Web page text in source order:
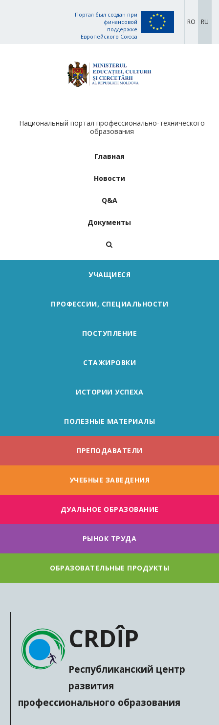
Портал был создан при
финансовой
поддержке
Европейского Союза
RO RU
Национальный портал профессионально-технического
образования
Главная
Новости
Q&A
Документы
УЧАЩИЕСЯ
ПРОФЕССИИ, СПЕЦИАЛЬНОСТИ
ПОСТУПЛЕНИЕ
СТАЖИРОВКИ
ИСТОРИИ УСПЕХА
ПОЛЕЗНЫЕ МАТЕРИАЛЫ
ПРЕПОДАВАТЕЛИ
УЧЕБНЫЕ ЗАВЕДЕНИЯ
ДУАЛЬНОE ОБРАЗОВАНИЕ
РЫНОК ТРУДА
ОБРАЗОВАТЕЛЬНЫЕ ПРОДУКТЫ
CRDÎP
Республиканский центр
развития
профессионального образования